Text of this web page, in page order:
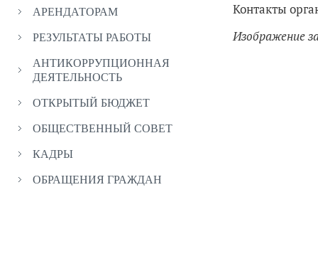
АРЕНДАТОРАМ
РЕЗУЛЬТАТЫ РАБОТЫ
АНТИКОРРУПЦИОННАЯ
ДЕЯТЕЛЬНОСТЬ
ОТКРЫТЫЙ БЮДЖЕТ
ОБЩЕСТВЕННЫЙ СОВЕТ
КАДРЫ
ОБРАЩЕНИЯ ГРАЖДАН
Контакты
Изображение